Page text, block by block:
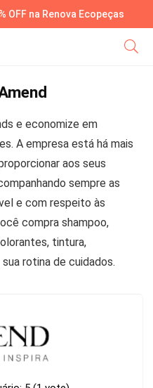
OFF na Renova Ecopeças
e economize em
A empresa está há mais
aos seus
sempre as
e com respeito às
compra shampoo,
tintura,
rotina de cuidados.